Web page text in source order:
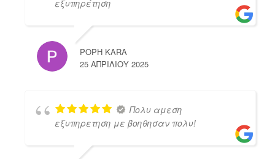
εξυπηρέτηση
POPH KARA
25 ΑΠΡΙΛΊΟΥ 2025
Πολυ αμεση
εξυπηρετηση με βοηθησαν πολυ!